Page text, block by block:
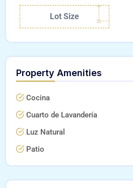
Lot Size
Property Amenities
Cocina
Cuarto de Lavandería
Luz Natural
Patio